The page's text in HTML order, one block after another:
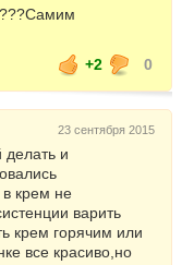
+2
0
23 сентября 2015
делать и
в крем не
варить
крем горячим или
все красиво,но